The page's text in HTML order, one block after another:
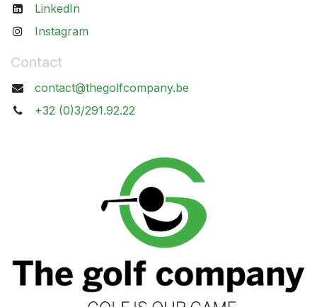
LinkedIn
Instagram
Contact
contact@thegolfcompany.be
+32 (0)3/291.92.22